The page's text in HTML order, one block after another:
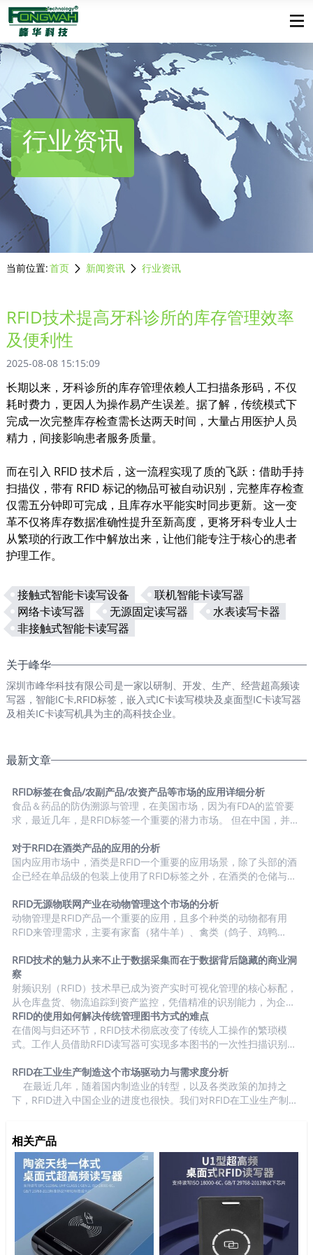
行业资讯
当前位置:首页 新闻资讯 行业资讯
RFID技术提高牙科诊所的库存管理效率
及便利性
2025-08-08 15:15:09
长期以来，牙科诊所的库存管理依赖人工扫描条形码，不仅
耗时费力，更因人为操作易产生误差。据了解，传统模式下
完成一次完整库存检查需长达两天时间，大量占用医护人员
精力，间接影响患者服务质量。
而在引入 RFID 技术后，这一流程实现了质的飞跃：借助手持
扫描仪，带有 RFID 标记的物品可被自动识别，完整库存检查
仅需五分钟即可完成，且库存水平能实时同步更新。这一变
革不仅将库存数据准确性提升至新高度，更将牙科专业人士
从繁琐的行政工作中解放出来，让他们能专注于核心的患者
护理工作。
接触式智能卡读写设备
联机智能卡读写器
网络卡读写器
无源固定读写器
水表读写卡器
非接触式智能卡读写器
关于峰华
深圳市峰华科技有限公司是一家以研制、开发、生产、经营超高频读
写器，智能IC卡,RFID标签，嵌入式IC卡读写模块及桌面型IC卡读写器
及相关IC卡读写机具为主的高科技企业。
最新文章
RFID标签在食品/农副产品/农资产品等市场的应用详细分析
食品＆药品的防伪溯源与管理，在美国市场，因为有FDA的监管要
求，最近几年，是RFID标签一个重要的潜力市场。 但在中国，并没
场上也有相关的小范围政策的扶持，或者市场化的项目在落地。
RFID标签在食品/农副产品/农资产品等市场的应用进行了详细的分
析。 1、市场驱动力与需求度分析 2、市场潜力与渗透率 中国食
RFID的...
对于RFID在酒类产品的应用的分析
国内应用市场中，酒类是RFID一个重要的应用场景，除了头部的酒
企已经在单品级的包装上使用了RFID标签之外，在酒类的仓储与物
与需求度分析 2、终端用户汇总盘点 3、市场潜力与渗透率 根据市
场的实际情况，我们看到的RFID在白酒行业的一个应用趋势是：在
单品级的酒上，主要选用的方案是HF（NFC），主要原因是NFC可
转过程中，对于载具的管理以UHF...
RFID无源物联网产业在动物管理这个市场的分析
动物管理是RFID产品一个重要的应用，且多个种类的动物都有用
RFID来管理需求，主要有家畜（猪牛羊）、禽类（鸽子、鸡鸭
UHF与LF两个频段的方案，UHF适用于对动物的大规模盘点以及记
录动物的健康数据等，LF则适用于注射到动物体内，从而进行身份
识别管理等。 1、市场驱动力与需求度分析 2、终端用户汇总盘点
因本章节聚焦于UHF RFID，所以，我们主要盘点市场上UHF RFID
在动物领域的终端客户， 猪肉养殖...
RFID技术的魅力从来不止于数据采集而在于数据背后隐藏的商业洞
察
射频识别（RFID）技术早已成为资产实时可视化管理的核心标配，
从仓库盘货、物流追踪到资产监控，凭借精准的识别能力，为企业
实时掌控资产动态提供了可靠支撑。然而，随着应用场景的持续拓
展与部署规模的扩大，标签读取次数动辄达到数十亿级，海量原始
数据随之产生，往往让企业陷入“数据过载” 的困境 —— 信息繁杂零
来不止于数据采集本身，而在于数据背后隐藏的商业洞察。这正是
人工智能（AI）的核心价值所在：它能将 “标签被读取” 这类基础识
别事件，...
RFID的使用如何解决传统管理图书方式的难点
在借阅与归还环节，RFID技术彻底改变了传统人工操作的繁琐模
式。工作人员借助RFID读写器可实现多本图书的一次性扫描识别，
借还操作，整个过程仅需数十秒。归还时，读写器可快速读取图书
信息并关联馆藏位置，配合智能分拣系统还能自动完成图书的分类
整理，大幅缩短单本图书处理时间，有效缓解高峰期排队拥堵问
作人员手持便携式R...
RFID在工业生产制造这个市场驱动力与需求度分析
在最近几年，随着国内制造业的转型，以及各类政策的加持之
下，RFID进入中国企业的进度也很快。我们对RFID在工业生产制造
汽车生产、手机等电子产品、家电、光伏、锂电等行业的应用比较
集中 3、市场潜力与渗透率 中国工业生产制造市场RFID标签渗透
率分析 基于市场渗透率信息，我们对中国工业生产制造市场RFID
标签出货量数据评估...
相关产品